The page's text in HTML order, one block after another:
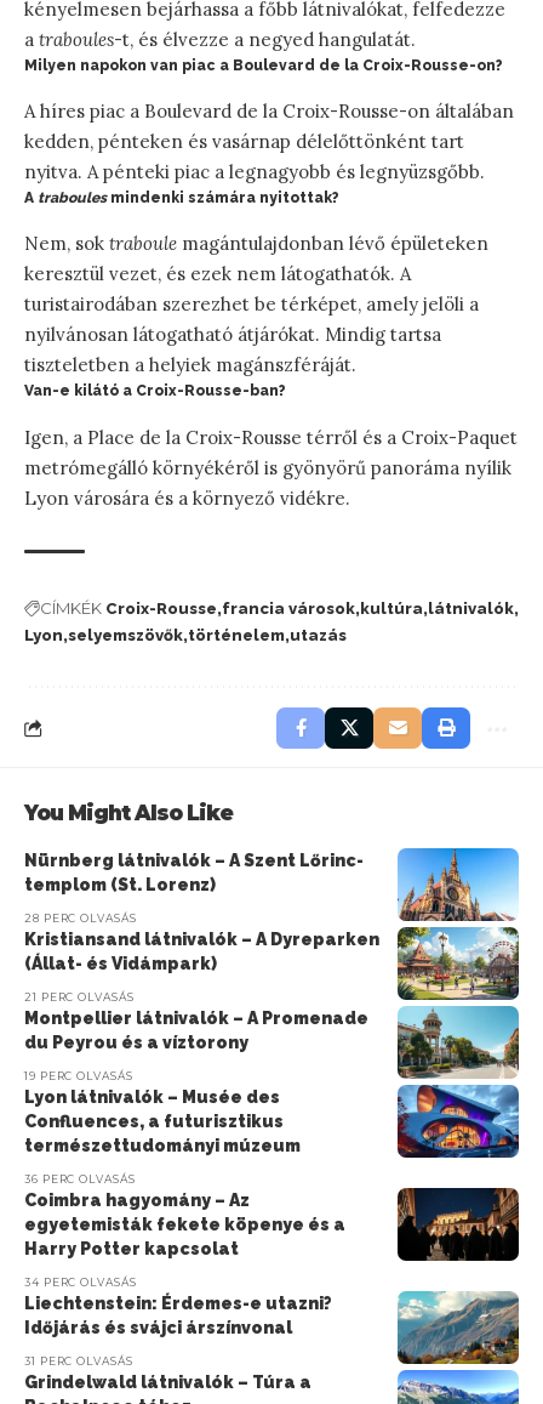
kényelmesen bejárhassa a főbb látnivalókat, felfedezze
a traboules-t, és élvezze a negyed hangulatát.
Milyen napokon van piac a Boulevard de la Croix-Rousse-on?
A híres piac a Boulevard de la Croix-Rousse-on általában
kedden, pénteken és vasárnap délelőttönként tart
nyitva. A pénteki piac a legnagyobb és legnyüzsgőbb.
A traboulesmindenki számára nyitottak?
Nem, sok traboule magántulajdonban lévő épületeken
keresztül vezet, és ezek nem látogathatók. A
turistairodában szerezhet be térképet, amely jelöli a
nyilvánosan látogatható átjárókat. Mindig tartsa
tiszteletben a helyiek magánszféráját.
Van-e kilátó a Croix-Rousse-ban?
Igen, a Place de la Croix-Rousse térről és a Croix-Paquet
metrómegálló környékéről is gyönyörű panoráma nyílik
Lyon városára és a környező vidékre.
CÍMKÉK Croix-Rousse francia városok kultúra látnivalók
Lyon selyemszövők történelem utazás
You Might Also Like
Nürnberg látnivalók – A Szent Lőrinc-
templom (St. Lorenz)
28 PERC OLVASÁS
Kristiansand látnivalók – A Dyreparken
(Állat- és Vidámpark)
21 PERC OLVASÁS
Montpellier látnivalók – A Promenade
du Peyrou és a víztorony
19 PERC OLVASÁS
Lyon látnivalók – Musée des
Confluences, a futurisztikus
természettudományi múzeum
36 PERC OLVASÁS
Coimbra hagyomány – Az
egyetemisták fekete köpenye és a
Harry Potter kapcsolat
34 PERC OLVASÁS
Liechtenstein: Érdemes-e utazni?
Időjárás és svájci árszínvonal
31 PERC OLVASÁS
Grindelwald látnivalók – Túra a